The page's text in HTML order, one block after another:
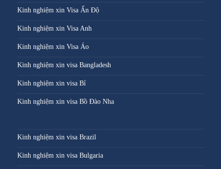
Kinh nghiệm xin Visa Ấn Độ
Kinh nghiệm xin Visa Anh
Kinh nghiệm xin Visa Áo
Kinh nghiệm xin visa Bangladesh
Kinh nghiệm xin visa Bỉ
Kinh nghiệm xin visa Bồ Đào Nha
Kinh nghiệm xin visa Brazil
Kinh nghiệm xin visa Bulgaria